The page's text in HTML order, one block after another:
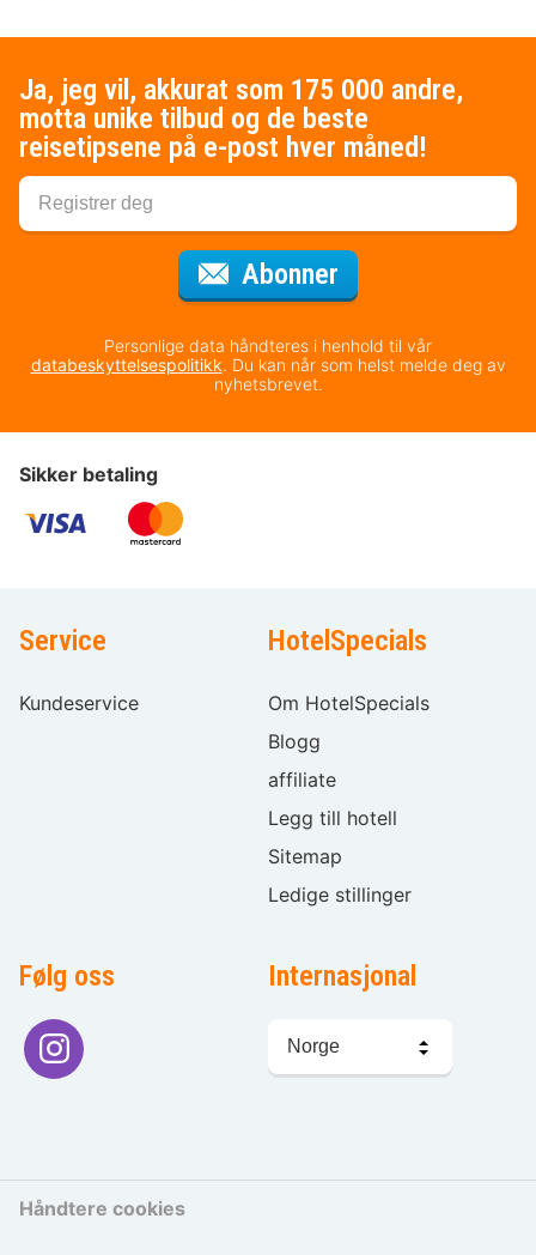
Ja, jeg vil, akkurat som 175 000 andre,
motta unike tilbud og de beste
reisetipsene på e-post hver måned!
Abonner
Personlige data håndteres i henhold til vår
databeskyttelsespolitikk. Du kan når som helst melde deg av
nyhetsbrevet.
Sikker betaling
Service
Kundeservice
HotelSpecials
Om HotelSpecials
Blogg
affiliate
Legg till hotell
Sitemap
Ledige stillinger
Følg oss Internasjonal
Håndtere cookies